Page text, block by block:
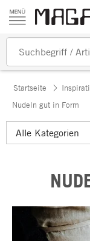
Zum Inhalt springen
Startseite
Nudeln gut in Form